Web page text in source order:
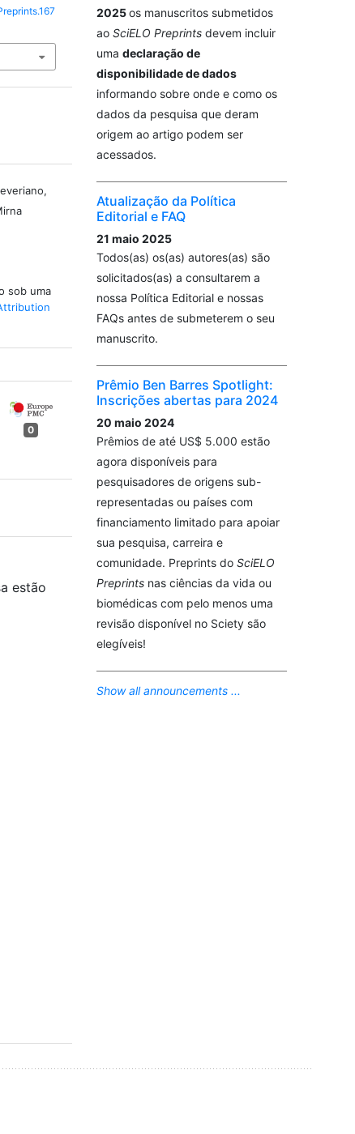
sob uma
0
estão
2025os manuscritos submetidos
ao SciELO Preprintsdevem incluir
uma declaração de
disponibilidade de dados
informando sobre onde e como os
dados da pesquisa que deram
origem ao artigo podem ser
acessados.
Atualização da Política
Editorial e FAQ
21 maio 2025
Todos(as) os(as) autores(as) são
solicitados(as) a consultarem a
nossa Política Editorial e nossas
FAQs antes de submeterem o seu
manuscrito.
Prêmio Ben Barres Spotlight:
Inscrições abertas para 2024
20 maio 2024
Prêmios de até US$ 5.000 estão
agora disponíveis para
pesquisadores de origens sub-
representadas ou países com
financiamento limitado para apoiar
sua pesquisa, carreira e
comunidade. Preprints do SciELO
Preprintsnas ciências da vida ou
biomédicas com pelo menos uma
revisão disponível no Sciety são
elegíveis!
Show all announcements ...